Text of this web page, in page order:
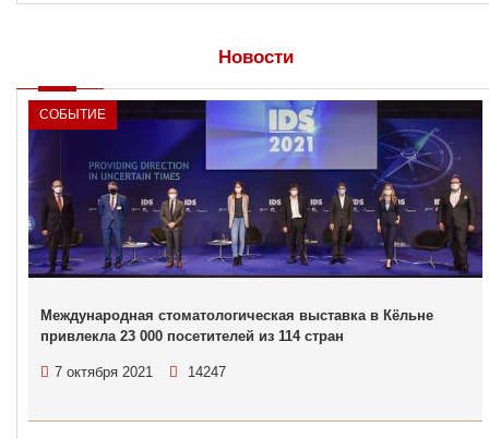
Новости
СОБЫТИЕ
Международная стоматологическая выставка в Кёльне
привлекла 23 000 посетителей из 114 стран
7 октября 2021 14247